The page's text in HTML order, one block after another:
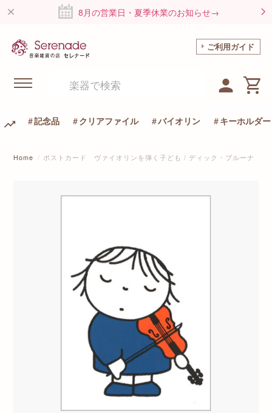
8月の営業日・夏季休業のお知らせ→
ご利用ガイド
記念品 クリアファイル バイオリン キーホルダー
Home ポストカード ヴァイオリンを弾く子ども / ディック・ブルーナ